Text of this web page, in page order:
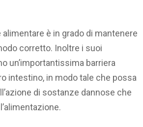
è in grado di mantenere
corretto. Inoltre i suoi
un’importantissima barriera
intestino, in modo tale che possa
di sostanze dannose che